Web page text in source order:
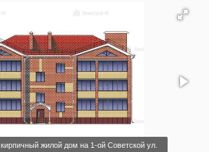
жилой дом на 1-ой Советской ул.